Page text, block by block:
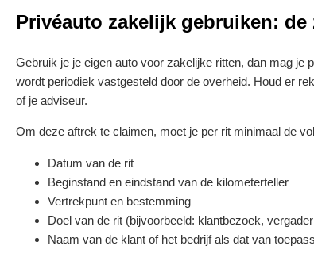
Privéauto zakelijk gebruiken:
Gebruik je je eigen auto voor zakelijke ritten, dan mag je
wordt periodiek vastgesteld door de overheid. Houd er
of je adviseur.
Om deze aftrek te claimen, moet je per rit minimaal de
Datum van de rit
Beginstand en eindstand van de kilometerteller
Vertrekpunt en bestemming
Doel van de rit (bijvoorbeeld: klantbezoek,
Naam van de klant of het bedrijf als dat van